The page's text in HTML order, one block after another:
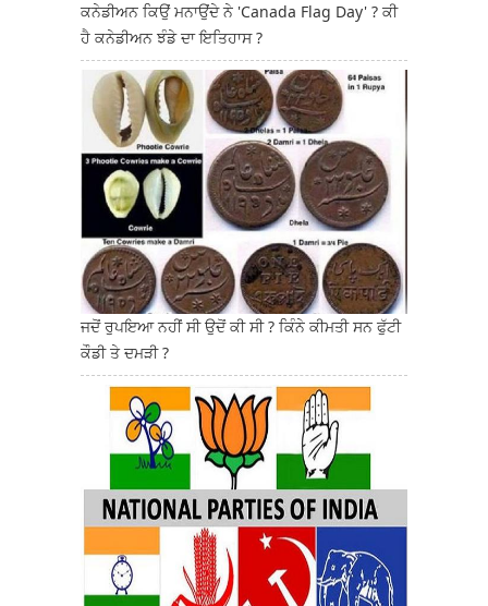
ਕਨੇਡੀਅਨ ਕਿਉਂ ਮਨਾਉਂਦੇ ਨੇ 'Canada Flag Day' ? ਕੀ
ਹੈ ਕਨੇਡੀਅਨ ਝੰਡੇ ਦਾ ਇਤਿਹਾਸ ?
ਜਦੋਂ ਰੁਪਇਆ ਨਹੀਂ ਸੀ ਉਦੋਂ ਕੀ ਸੀ ? ਕਿੰਨੇ ਕੀਮਤੀ ਸਨ ਫੁੱਟੀ
ਕੌਡੀ ਤੇ ਦਮੜੀ ?